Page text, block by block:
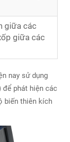
giữa các
giữa các
nay sử dụng
để phát hiện các
biến thiên kích